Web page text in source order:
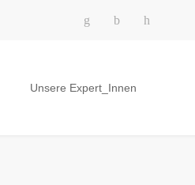
Unsere Expert_Innen